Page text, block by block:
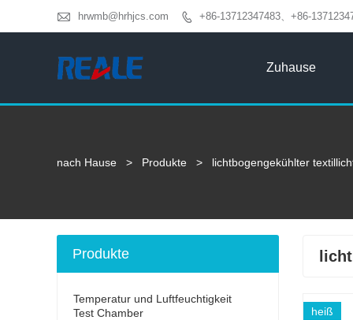
 hrwmb@hrhjcs.com  +86-13712347483、+86-
Zuhause
nach Hause > Produkte > lichtbogengekühlter
heiß
Produkte
Temperatur und Luftfeuchtigkeit
Test Chamber